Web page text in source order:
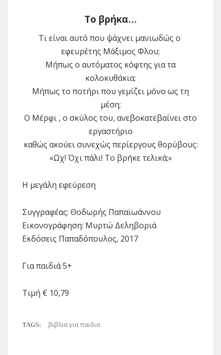
Το βρήκα…
Τι είναι αυτό που ψάχνει μανιωδώς ο
εφευρέτης Μάξιμος Φλου;
Μήπως ο αυτόματος κόφτης για τα
κολοκυθάκια;
Μήπως το ποτήρι που γεμίζει μόνο ως τη
μέση;
Ο Μέρφι , ο σκύλος του, ανεβοκατεβαίνει στο
εργαστήριο
καθώς ακούει συνεχώς περίεργους θορύβους:
«Ωχ! Όχι πάλι! Το βρήκε τελικά;»
Η μεγάλη εφεύρεση
Συγγραφέας: Θοδωρής Παπαϊωάννου
Εικονογράφηση: Μυρτώ Δεληβοριά
Εκδόσεις Παπαδόπουλος, 2017
Για παιδιά 5+
Τιμή € 10,79
TAGS: βιβλια για παιδια